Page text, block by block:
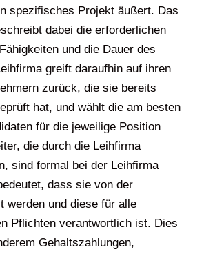
spezifisches Projekt äußert. Das
dabei die erforderlichen
und die Dauer des
greift daraufhin auf ihren
zurück, die sie bereits
hat, und wählt die am besten
für die jeweilige Position
die durch die Leihfirma
sind formal bei der Leihfirma
dass sie von der
werden und diese für alle
Pflichten verantwortlich ist. Dies
Gehaltszahlungen,